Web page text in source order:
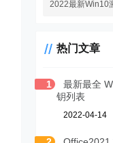
2022最新Win10
热门文章
1
最新最全
钥列表
2022-04-14